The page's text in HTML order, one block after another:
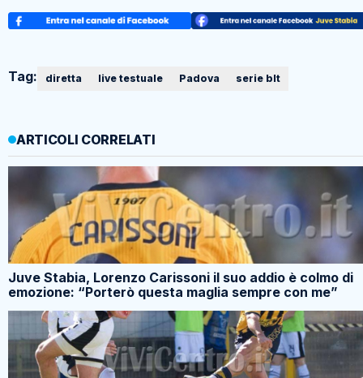
Tag: diretta live testuale Padova serie blt
ARTICOLI CORRELATI
Juve Stabia, Lorenzo Carissoni il suo addio è colmo di
emozione: “Porterò questa maglia sempre con me”